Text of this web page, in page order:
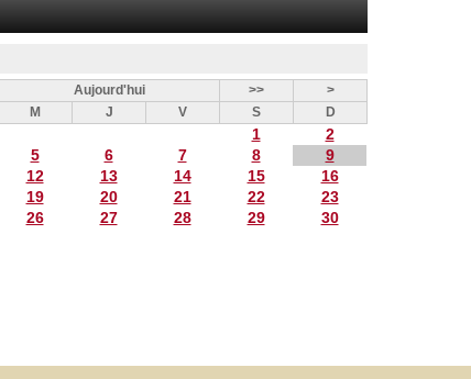
Aujourd'hui >>
>
M J V S D
1
2
5 6 7 8
9
12 13 14 15
16
19 20 21 22
23
26 27 28 29
30